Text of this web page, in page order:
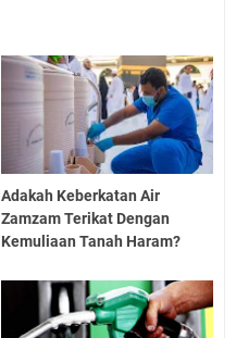
Adakah Keberkatan Air
Zamzam Terikat Dengan
Kemuliaan Tanah Haram?